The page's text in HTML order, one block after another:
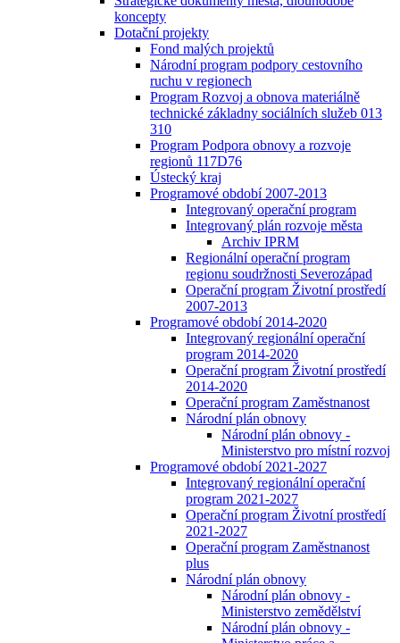
koncepty
Dotační projekty
Fond malých projektů
Národní program podpory cestovního
ruchu v regionech
Program Rozvoj a obnova materiálně
technické základny sociálních služeb 013
310
Program Podpora obnovy a rozvoje
regionů 117D76
Ústecký kraj
Programové období 2007-2013
Integrovaný operační program
Integrovaný plán rozvoje města
Archiv IPRM
Regionální operační program
regionu soudržnosti Severozápad
Operační program Životní prostředí
2007-2013
Programové období 2014-2020
Integrovaný regionální operační
program 2014-2020
Operační program Životní prostředí
2014-2020
Operační program Zaměstnanost
Národní plán obnovy
Národní plán obnovy -
Ministerstvo pro místní rozvoj
Programové období 2021-2027
Integrovaný regionální operační
program 2021-2027
Operační program Životní prostředí
2021-2027
Operační program Zaměstnanost
plus
Národní plán obnovy
Národní plán obnovy -
Ministerstvo zemědělství
Národní plán obnovy -